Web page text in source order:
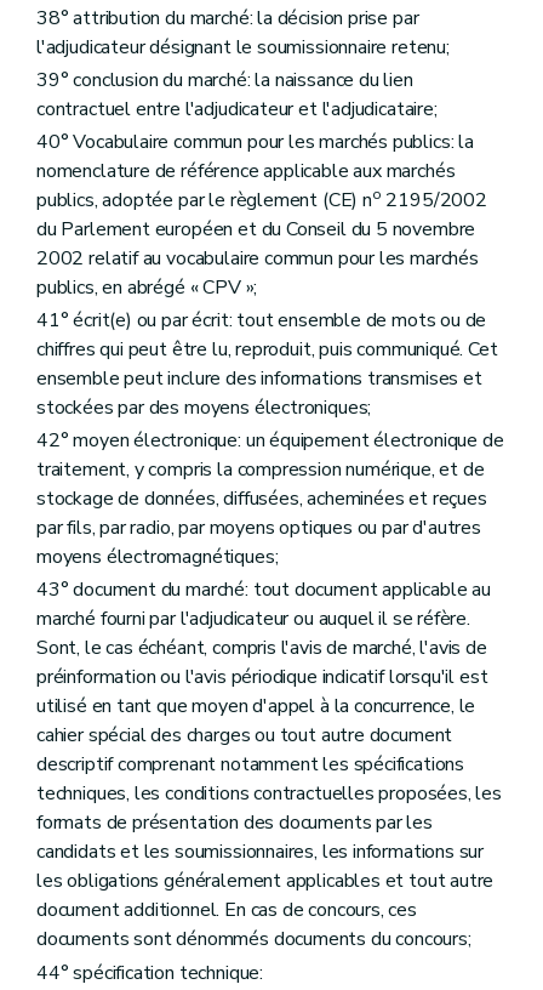
38° attribution du marché: la décision prise par
l'adjudicateur désignant le soumissionnaire retenu;
39° conclusion du marché: la naissance du lien
contractuel entre l'adjudicateur et l'adjudicataire;
40° Vocabulaire commun pour les marchés publics: la
nomenclature de référence applicable aux marchés
publics, adoptée par le règlement (CE) no 2195/2002
du Parlement européen et du Conseil du 5 novembre
2002 relatif au vocabulaire commun pour les marchés
publics, en abrégé « CPV »;
41° écrit(e) ou par écrit: tout ensemble de mots ou de
chiffres qui peut être lu, reproduit, puis communiqué. Cet
ensemble peut inclure des informations transmises et
stockées par des moyens électroniques;
42° moyen électronique: un équipement électronique de
traitement, y compris la compression numérique, et de
stockage de données, diffusées, acheminées et reçues
par fils, par radio, par moyens optiques ou par d'autres
moyens électromagnétiques;
43° document du marché: tout document applicable au
marché fourni par l'adjudicateur ou auquel il se réfère.
Sont, le cas échéant, compris l'avis de marché, l'avis de
préinformation ou l'avis périodique indicatif lorsqu'il est
utilisé en tant que moyen d'appel à la concurrence, le
cahier spécial des charges ou tout autre document
descriptif comprenant notamment les spécifications
techniques, les conditions contractuelles proposées, les
formats de présentation des documents par les
candidats et les soumissionnaires, les informations sur
les obligations généralement applicables et tout autre
document additionnel. En cas de concours, ces
documents sont dénommés documents du concours;
44° spécification technique: